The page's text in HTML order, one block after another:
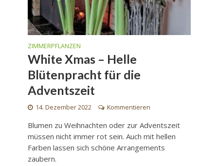
ZIMMERPFLANZEN
White Xmas – Helle
Blütenpracht für die
Adventszeit
14. Dezember 2022 Kommentieren
Blumen zu Weihnachten oder zur Adventszeit
müssen nicht immer rot sein. Auch mit hellen
Farben lassen sich schöne Arrangements
zaubern.